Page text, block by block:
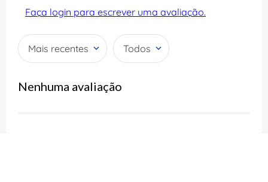
Faça login para escrever uma avaliação.
Mais recentes Todos
Nenhuma avaliação